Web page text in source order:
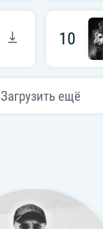
10
Загрузить ещё